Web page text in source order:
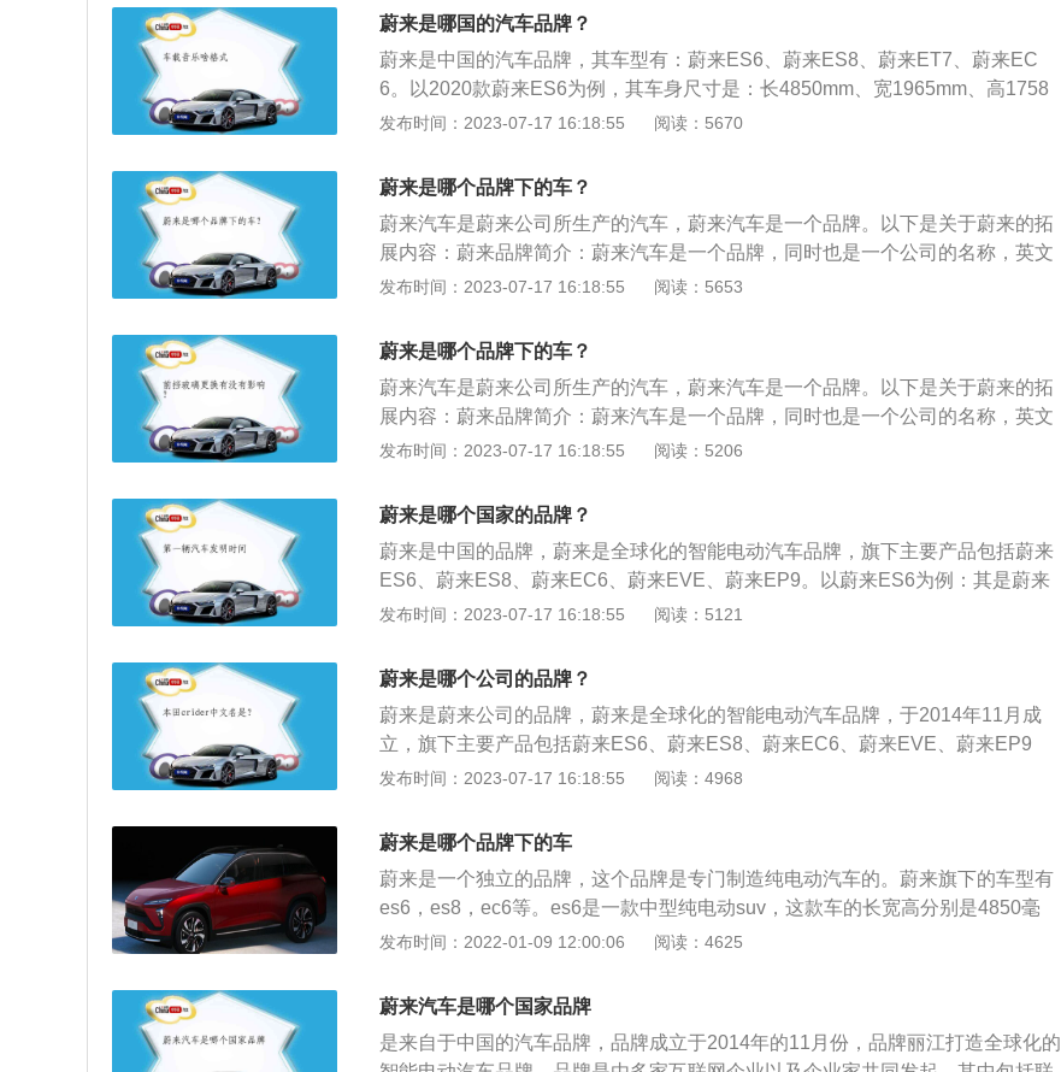
江来先进制造技术（安徽）有限公司。
悦生活方式的愿景。全新Logo由象征着开放、未来的天空，以及象征着行动、前
进的道路组成，诠释了蔚来NIO的品牌理念。3.蔚来注重核心科技独立正向研
发。对于智能电动汽车的六大核心技术，包括“三电”系统的电机、电控、电池
包，“三智”系统的智能网关、智能座舱、自动辅助驾驶系统，蔚来通过独立正向
研发，全部拥有自主知识产权。
蔚来是哪国的汽车品牌？
蔚来是中国的汽车品牌，其车型有：蔚来ES6、蔚来ES8、蔚来ET7、蔚来EC
6。以2020款蔚来ES6为例，其车身尺寸是：长4850mm、宽1965mm、高1758
mm，轴距为2900mm，前轮距为1688mm，后轮距为1672mm，行李箱容积为58
功率是320kw，最大扭矩是610nm，其前悬架使用了双叉臂式独立悬架，后悬架
使用了多连杆式独立悬架。
发布时间：2023-07-17 16:18:55 阅读：5670
蔚来是哪个品牌下的车？
蔚来汽车是蔚来公司所生产的汽车，蔚来汽车是一个品牌。以下是关于蔚来的拓
展内容：蔚来品牌简介：蔚来汽车是一个品牌，同时也是一个公司的名称，英文
名字叫做NIO，主要生产智能电动汽车，是一个全球化的品牌，公司已经在美国
EP9等车型，其中蔚来EVE只是一款概念车，蔚来EP9性能最为强劲，作为一款
动力超跑，其最大输入马大可以达到1360匹，这个动力比绝大多数知名跑车都要
强劲。
发布时间：2023-07-17 16:18:55 阅读：5653
蔚来是哪个品牌下的车？
蔚来汽车是蔚来公司所生产的汽车，蔚来汽车是一个品牌。以下是关于蔚来的拓
展内容：蔚来品牌简介：蔚来汽车是一个品牌，同时也是一个公司的名称，英文
名字叫做NIO，主要生产智能电动汽车，是一个全球化的品牌，公司已经在美国
EP9等车型，其中蔚来EVE只是一款概念车，蔚来EP9性能最为强劲，作为一款
动力超跑，其最大输入马大可以达到1360匹，这个动力比绝大多数知名跑车都要
强劲。
发布时间：2023-07-17 16:18:55 阅读：5206
蔚来是哪个国家的品牌？
蔚来是中国的品牌，蔚来是全球化的智能电动汽车品牌，旗下主要产品包括蔚来
ES6、蔚来ES8、蔚来EC6、蔚来EVE、蔚来EP9。以蔚来ES6为例：其是蔚来
汽车公司推出的高性能长续航智能电动SUV汽车，采用五座布局，共有基准版、
载纯电动435马力电动机和纯电动544马力电动机，最大马力分别是435ps、544p
s，总功率分别是320kw、400kw，总扭矩分别是610nm、725nm。
发布时间：2023-07-17 16:18:55 阅读：5121
蔚来是哪个公司的品牌？
蔚来是蔚来公司的品牌，蔚来是全球化的智能电动汽车品牌，于2014年11月成
立，旗下主要产品包括蔚来ES6、蔚来ES8、蔚来EC6、蔚来EVE、蔚来EP9
等。蔚来致力于通过提供高性能的智能电动汽车与极致用户体验，为用户创造愉
电机和240千瓦感应电机智能四驱系统，提供544马力和725牛米的强劲动力，兼
顾长续航和高性能。
发布时间：2023-07-17 16:18:55 阅读：4968
蔚来是哪个品牌下的车
蔚来是一个独立的品牌，这个品牌是专门制造纯电动汽车的。蔚来旗下的车型有
es6，es8，ec6等。es6是一款中型纯电动suv，这款车的长宽高分别是4850毫
米，1965毫米，1758毫米，轴距为2900毫米。es6是一款双电机车型，这款车的
型的电动机总功率为320kw，总扭矩为610牛米。高功率版车型的电动机总功率
为400kw，总扭矩为725牛米。es6全系都使用了三元锂电池，这种电池的能量密
度更高，重量也是更轻的。三元锂电池的正极是使用三元材料制造的，有些三元
发布时间：2022-01-09 12:00:06 阅读：4625
蔚来汽车是哪个国家品牌
是来自于中国的汽车品牌，品牌成立于2014年的11月份，品牌丽江打造全球化的